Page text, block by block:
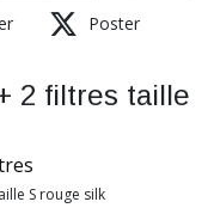
Poster
2 filtres taille
S rouge silk